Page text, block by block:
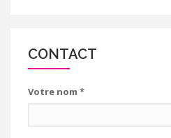
CONTACT
Votre nom *